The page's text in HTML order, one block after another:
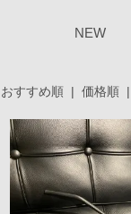
NEW
おすすめ順| 価格順|